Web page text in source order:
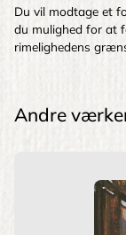
Du vil modtage et
du mulighed for at
rimelighedens
Andre